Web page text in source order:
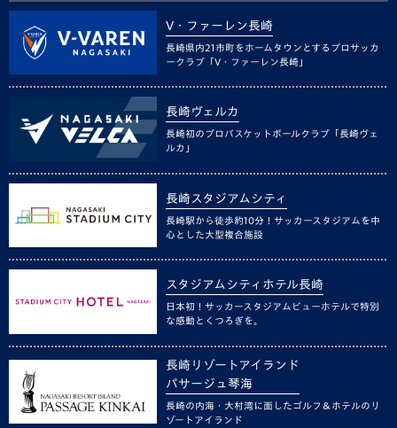
V・ファーレン長崎
長崎県内21市町をホームタウンとするプロサッカ
ークラブ「V・ファーレン長崎」
長崎ヴェルカ
長崎初のプロバスケットボールクラブ「長崎ヴェ
ルカ」
長崎スタジアムシティ
長崎駅から徒歩約10分！サッカースタジアムを中
心とした大型複合施設
スタジアムシティホテル長崎
日本初！サッカースタジアムビューホテルで特別
な感動とくつろぎを。
長崎リゾートアイランド
パサージュ琴海
長崎の内海・大村湾に面したゴルフ＆ホテルのリ
ゾートアイランド